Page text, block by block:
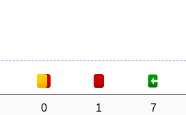
0 1 7